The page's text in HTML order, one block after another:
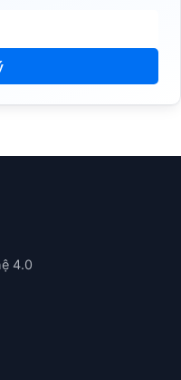
4.0